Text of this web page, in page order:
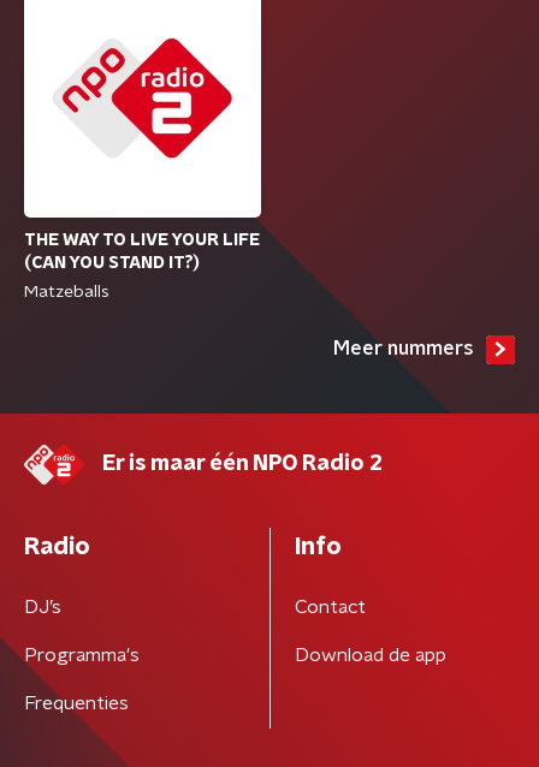
THE WAY TO LIVE YOUR LIFE
(CAN YOU STAND IT?)
Matzeballs
Meer nummers
Er is maar één NPO Radio 2
Radio
DJ’s
Programma's
Frequenties
Info
Contact
Download de app